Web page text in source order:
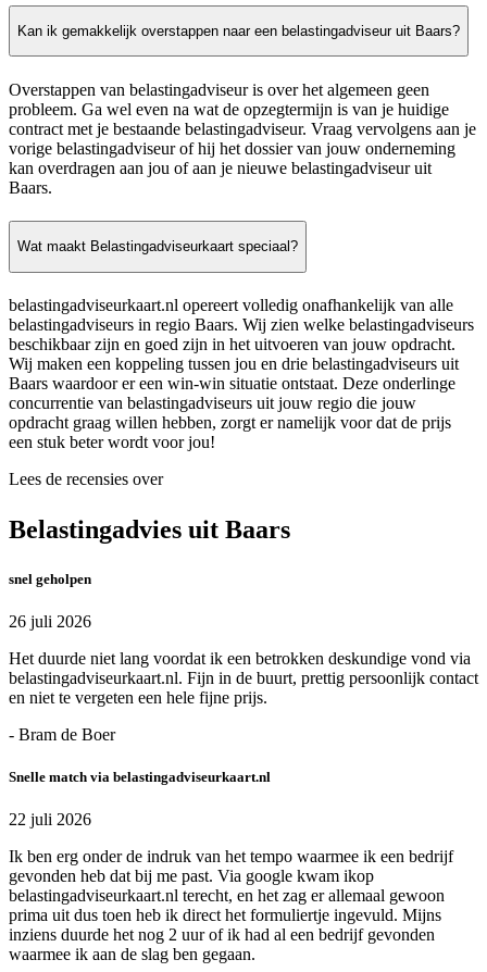
Kan ik gemakkelijk overstappen naar een belastingadviseur uit Baars?
Overstappen van belastingadviseur is over het algemeen geen
probleem. Ga wel even na wat de opzegtermijn is van je huidige
contract met je bestaande belastingadviseur. Vraag vervolgens aan je
vorige belastingadviseur of hij het dossier van jouw onderneming
kan overdragen aan jou of aan je nieuwe belastingadviseur uit
Baars.
Wat maakt Belastingadviseurkaart speciaal?
belastingadviseurkaart.nl opereert volledig onafhankelijk van alle
belastingadviseurs in regio Baars. Wij zien welke belastingadviseurs
beschikbaar zijn en goed zijn in het uitvoeren van jouw opdracht.
Wij maken een koppeling tussen jou en drie belastingadviseurs uit
Baars waardoor er een win-win situatie ontstaat. Deze onderlinge
concurrentie van belastingadviseurs uit jouw regio die jouw
opdracht graag willen hebben, zorgt er namelijk voor dat de prijs
een stuk beter wordt voor jou!
Lees de recensies over
Belastingadvies uit Baars
snel geholpen
26 juli 2026
Het duurde niet lang voordat ik een betrokken deskundige vond via
belastingadviseurkaart.nl. Fijn in de buurt, prettig persoonlijk contact
en niet te vergeten een hele fijne prijs.
- Bram de Boer
Snelle match via belastingadviseurkaart.nl
22 juli 2026
Ik ben erg onder de indruk van het tempo waarmee ik een bedrijf
gevonden heb dat bij me past. Via google kwam ikop
belastingadviseurkaart.nl terecht, en het zag er allemaal gewoon
prima uit dus toen heb ik direct het formuliertje ingevuld. Mijns
inziens duurde het nog 2 uur of ik had al een bedrijf gevonden
waarmee ik aan de slag ben gegaan.